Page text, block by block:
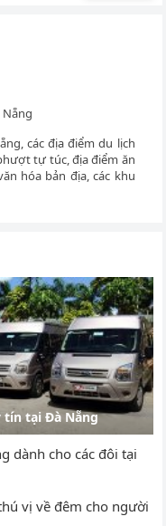
các địa điểm du lịch
tự túc, địa điểm ăn
hóa bản địa, các khu
tín tại Đà Nẵng
dành cho các đôi tại
vị về đêm cho người